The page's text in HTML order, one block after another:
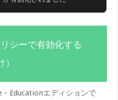
シーで有効化する
Educationエディションで